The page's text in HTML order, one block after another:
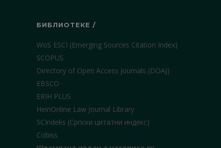
БИБЛИОТЕКЕ /
WoS ESCI (Emerging Sources Citation Index)
SCOPUS
Directory of Open Access Journals (DOAJ)
EBSCO
ERIH PLUS
HeinOnline Law Journal Library
SCIndeks (Српски цитатни индекс)
Cobiss